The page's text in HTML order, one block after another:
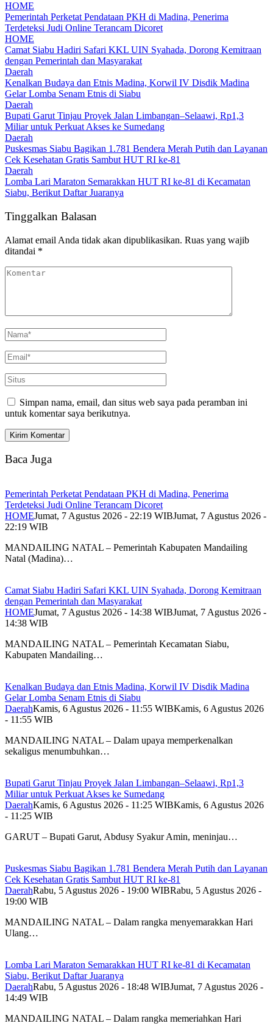
HOME
Pemerintah Perketat Pendataan PKH di Madina, Penerima
Terdeteksi Judi Online Terancam Dicoret
HOME
Camat Siabu Hadiri Safari KKL UIN Syahada, Dorong Kemitraan
dengan Pemerintah dan Masyarakat
Daerah
Kenalkan Budaya dan Etnis Madina, Korwil IV Disdik Madina
Gelar Lomba Senam Etnis di Siabu
Daerah
Bupati Garut Tinjau Proyek Jalan Limbangan–Selaawi, Rp1,3
Miliar untuk Perkuat Akses ke Sumedang
Daerah
Puskesmas Siabu Bagikan 1.781 Bendera Merah Putih dan Layanan
Cek Kesehatan Gratis Sambut HUT RI ke-81
Daerah
Lomba Lari Maraton Semarakkan HUT RI ke-81 di Kecamatan
Siabu, Berikut Daftar Juaranya
Tinggalkan Balasan
Alamat email Anda tidak akan dipublikasikan. Ruas yang wajib
ditandai *
Simpan nama, email, dan situs web saya pada peramban ini
untuk komentar saya berikutnya.
Baca Juga
Pemerintah Perketat Pendataan PKH di Madina, Penerima
Terdeteksi Judi Online Terancam Dicoret
HOMEJumat, 7 Agustus 2026 - 22:19 WIBJumat, 7 Agustus 2026 -
22:19 WIB
MANDAILING NATAL – Pemerintah Kabupaten Mandailing
Natal (Madina)…
Camat Siabu Hadiri Safari KKL UIN Syahada, Dorong Kemitraan
dengan Pemerintah dan Masyarakat
HOMEJumat, 7 Agustus 2026 - 14:38 WIBJumat, 7 Agustus 2026 -
14:38 WIB
MANDAILING NATAL – Pemerintah Kecamatan Siabu,
Kabupaten Mandailing…
Kenalkan Budaya dan Etnis Madina, Korwil IV Disdik Madina
Gelar Lomba Senam Etnis di Siabu
DaerahKamis, 6 Agustus 2026 - 11:55 WIBKamis, 6 Agustus 2026
- 11:55 WIB
MANDAILING NATAL – Dalam upaya memperkenalkan
sekaligus menumbuhkan…
Bupati Garut Tinjau Proyek Jalan Limbangan–Selaawi, Rp1,3
Miliar untuk Perkuat Akses ke Sumedang
DaerahKamis, 6 Agustus 2026 - 11:25 WIBKamis, 6 Agustus 2026
- 11:25 WIB
GARUT – Bupati Garut, Abdusy Syakur Amin, meninjau…
Puskesmas Siabu Bagikan 1.781 Bendera Merah Putih dan Layanan
Cek Kesehatan Gratis Sambut HUT RI ke-81
DaerahRabu, 5 Agustus 2026 - 19:00 WIBRabu, 5 Agustus 2026 -
19:00 WIB
MANDAILING NATAL – Dalam rangka menyemarakkan Hari
Ulang…
Lomba Lari Maraton Semarakkan HUT RI ke-81 di Kecamatan
Siabu, Berikut Daftar Juaranya
DaerahRabu, 5 Agustus 2026 - 18:48 WIBJumat, 7 Agustus 2026 -
14:49 WIB
MANDAILING NATAL – Dalam rangka memeriahkan Hari